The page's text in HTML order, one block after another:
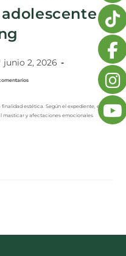
junio 2, 2026
estética. Según el expediente, el
masticar y afectaciones emocionales